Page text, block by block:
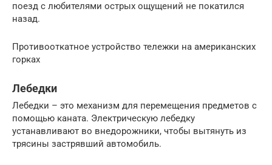
поезд с любителями острых ощущений не покатился
назад.
Противооткатное устройство тележки на американских
горках
Лебедки
Лебедки – это механизм для перемещения предметов с
помощью каната. Электрическую лебедку
устанавливают во внедорожники, чтобы вытянуть из
трясины застрявший автомобиль.